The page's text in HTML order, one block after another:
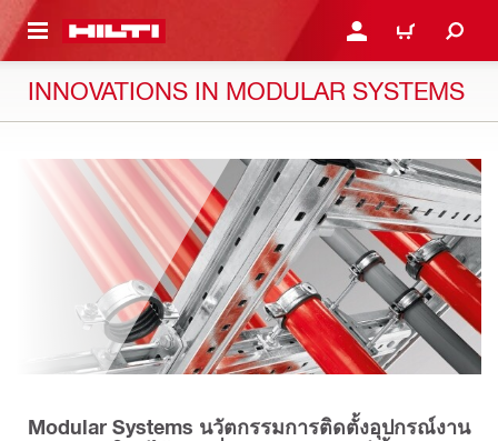
CONTENT เข้าสู่ระบบหรือลงทะเบียน
ตะกร้า
INNOVATIONS IN MODULAR SYSTEMS
Modular Systems นวัตกรรมการติดตั้งอุปกรณ์งาน